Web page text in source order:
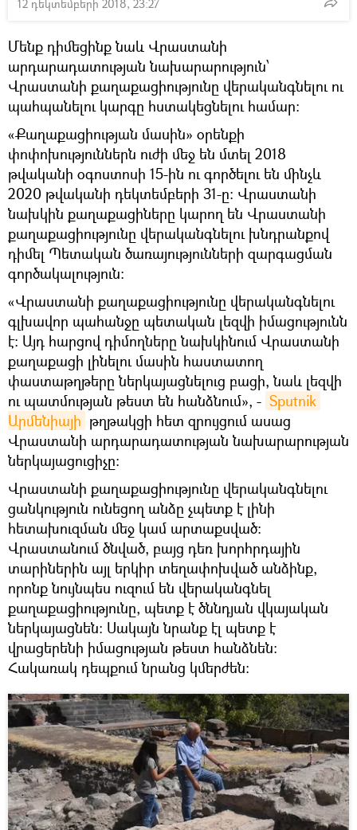
12 դեկտեմբերի 2018, 23:27
Մենք դիմեցինք նաև Վրաստանի
արդարադատության նախարարություն՝
Վրաստանի քաղաքացիությունը վերականգնելու ու
պահպանելու կարգը հստակեցնելու համար։
«Քաղաքացիության մասին» օրենքի
փոփոխություններն ուժի մեջ են մտել 2018
թվականի օգոստոսի 15-ին ու գործելու են մինչև
2020 թվականի դեկտեմբերի 31-ը։ Վրաստանի
նախկին քաղաքացիները կարող են Վրաստանի
քաղաքացիությունը վերականգնելու խնդրանքով
դիմել Պետական ծառայությունների զարգացման
գործակալություն։
«Վրաստանի քաղաքացիությունը վերականգնելու
գլխավոր պահանջը պետական լեզվի իմացությունն
է։ Այդ հարցով դիմողները նախկինում Վրաստանի
քաղաքացի լինելու մասին հաստատող
փաստաթղթերը ներկայացնելուց բացի, նաև լեզվի
ու պատմության թեստ են հանձնում», - Sputnik
Արմենիայի թղթակցի հետ զրույցում ասաց
Վրաստանի արդարադատության նախարարության
ներկայացուցիչը։
Վրաստանի քաղաքացիությունը վերականգնելու
ցանկություն ունեցող անձը չպետք է լինի
հետախուզման մեջ կամ արտաքսված։
Վրաստանում ծնված, բայց դեռ խորհրդային
տարիներին այլ երկիր տեղափոխված անձինք,
որոնք նույնպես ուզում են վերականգնել
քաղաքացիությունը, պետք է ծննդյան վկայական
ներկայացնեն։ Սակայն նրանք էլ պետք է
վրացերենի իմացության թեստ հանձնեն։
Հակառակ դեպքում նրանց կմերժեն։